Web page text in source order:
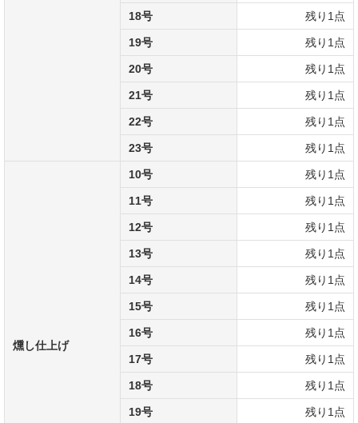
18号 残り1点
19号 残り1点
20号 残り1点
21号 残り1点
22号 残り1点
23号 残り1点
燻し仕上げ
10号 残り1点
11号 残り1点
12号 残り1点
13号 残り1点
14号 残り1点
15号 残り1点
16号 残り1点
17号 残り1点
18号 残り1点
19号 残り1点